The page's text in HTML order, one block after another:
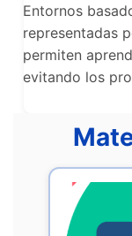
Entornos
representadas
permiten
evitando los